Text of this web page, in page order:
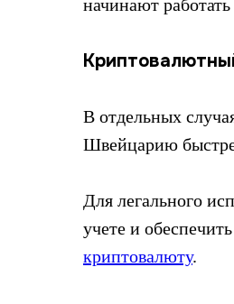
начинают
В отдельных
Швейцарию
Для легального
учете и
криптовалюту.